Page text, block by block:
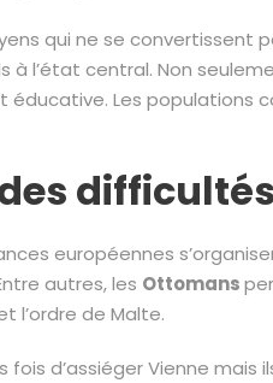
qui ne se convertissent
à l’état central. Non
éducative. Les populations
difficultés
européennes
autres, les Ottomans
l’ordre de Malte.
fois d’assiéger Vienne